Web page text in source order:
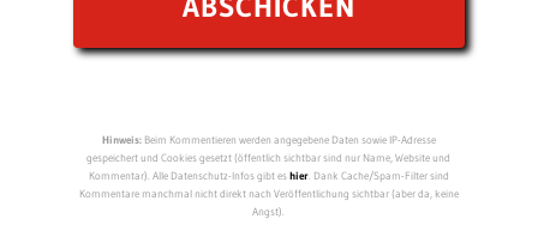
Hinweis:Beim Kommentieren werden angegebene Daten sowie IP-Adresse
gespeichert und Cookies gesetzt (öffentlich sichtbar sind nur Name, Website und
Kommentar). Alle Datenschutz-Infos gibt eshier. Dank Cache/Spam-Filter sind
Kommentare manchmal nicht direkt nach Veröffentlichung sichtbar (aber da, keine
Angst).